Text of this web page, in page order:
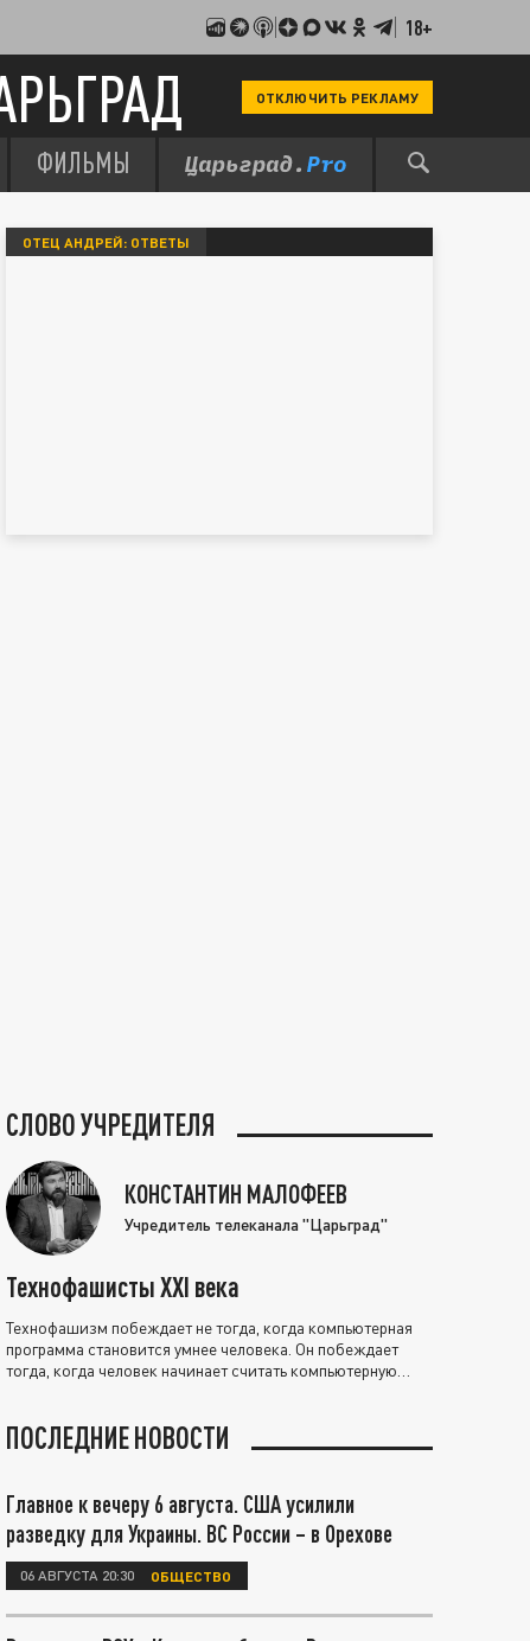
18+
ОТКЛЮЧИТЬ РЕКЛАМУ
ФИЛЬМЫ
ОТЕЦ АНДРЕЙ: ОТВЕТЫ
СЛОВО УЧРЕДИТЕЛЯ
КОНСТАНТИН МАЛОФЕЕВ
Учредитель телеканала "Царьград"
Технофашисты XXI века
Технофашизм побеждает не тогда, когда компьютерная
программа становится умнее человека. Он побеждает
тогда, когда человек начинает считать компьютерную
ПОСЛЕДНИЕ НОВОСТИ
Главное к вечеру 6 августа. США усилили
разведку для Украины. ВС России – в Орехове
06 АВГУСТА 20:30 ОБЩЕСТВО